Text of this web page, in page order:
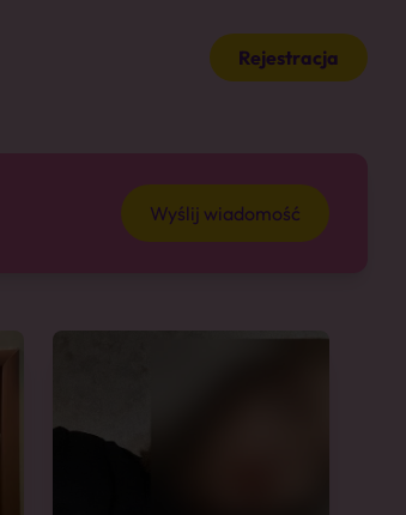
Rejestracja
Wyślij wiadomość